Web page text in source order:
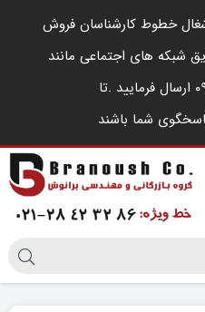
خطوط کارشناسان فروش
شبکه های اجتماعی مانند
واتساپ به شماره ۰۹۰۲۴۵۱۳۲۸۶ ارسال فرمایید .‌تا
شما باشند